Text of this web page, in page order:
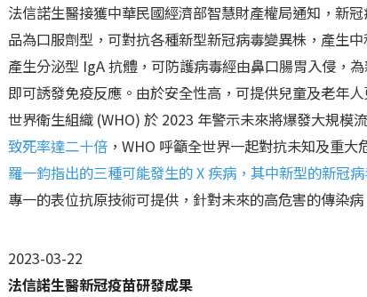
法信諾生醫接獲中華民國經濟部智慧財產權局通知，新
品為口服劑型，可對抗各種新型新冠病毒變異株，產生
產生分泌型 IgA 抗體，可防護病毒經由鼻口腸胃入侵，
即可誘發免疫反應。由於安全性高，可提供兒童及老年
世界衛生組織 (WHO) 於 2023 年警示未來將爆發大規模
致死率達二十倍 ，WHO 呼籲全世界一起對抗未知及重
羅一鈞指出的三種可能發生的 X 疾病，其中新型的新冠
專一的表位抗原技術可提供，針對未來的高危害的傳染
2023-03-22
法信諾生醫新冠疫苗研發成果